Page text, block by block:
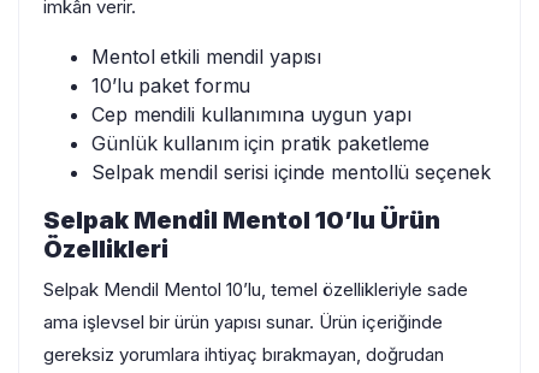
imkân verir.
Mentol etkili mendil yapısı
10’lu paket formu
Cep mendili kullanımına uygun yapı
Günlük kullanım için pratik paketleme
Selpak mendil serisi içinde mentollü seçenek
Selpak Mendil Mentol 10’lu Ürün
Özellikleri
Selpak Mendil Mentol 10’lu, temel özellikleriyle sade
ama işlevsel bir ürün yapısı sunar. Ürün içeriğinde
gereksiz yorumlara ihtiyaç bırakmayan, doğrudan